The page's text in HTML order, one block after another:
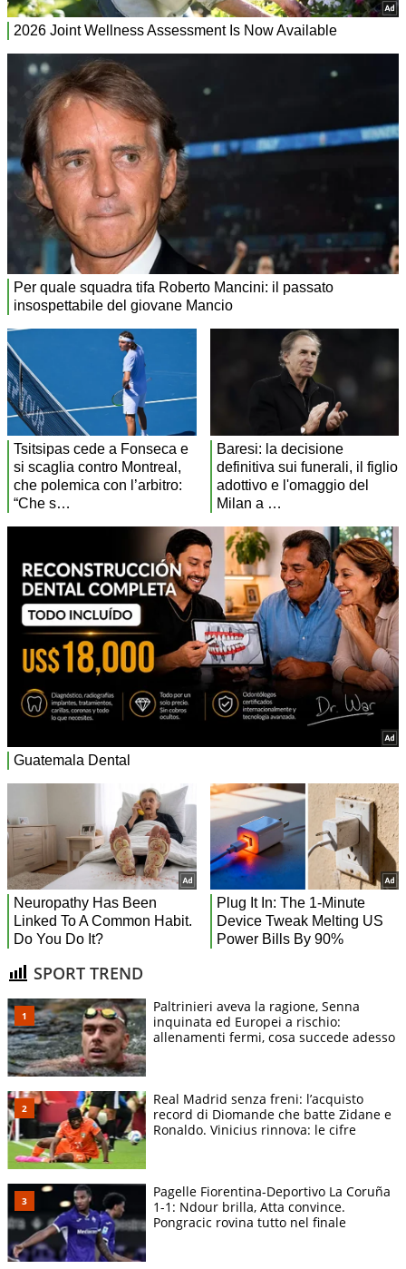
SPORT TREND
Paltrinieri aveva la ragione, Senna
inquinata ed Europei a rischio:
allenamenti fermi, cosa succede adesso
Real Madrid senza freni: l’acquisto
record di Diomande che batte Zidane e
Ronaldo. Vinicius rinnova: le cifre
Pagelle Fiorentina-Deportivo La Coruña
1-1: Ndour brilla, Atta convince.
Pongracic rovina tutto nel finale